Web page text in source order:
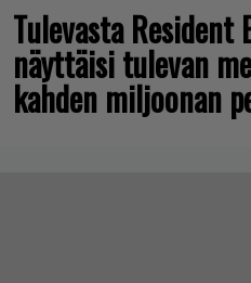
Tulevasta Resident
näyttäisi tulevan
kahden miljoonan